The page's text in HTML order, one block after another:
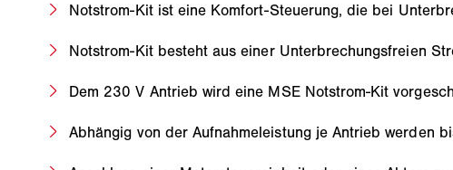
Notstrom-Kit ist eine Komfort-Steuerung, die bei
Notstrom-Kit besteht aus einer Unterbrechungsfreien
Dem 230 V Antrieb wird eine MSE Notstrom-Kit
Abhängig von der Aufnahmeleistung je Antrieb werden